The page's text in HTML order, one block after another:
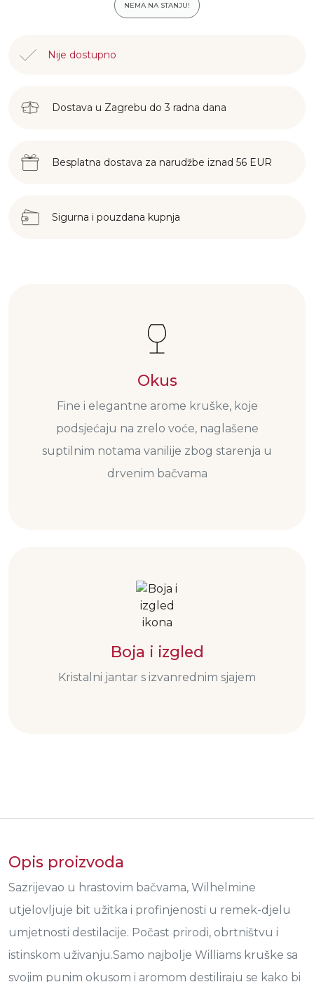
Nije dostupno
Dostava u Zagrebu do 3 radna dana
Besplatna dostava za narudžbe iznad 56 EUR
Sigurna i pouzdana kupnja
NEMA NA STANJU!
Okus
Fine i elegantne arome kruške, koje
podsjećaju na zrelo voće, naglašene
suptilnim notama vanilije zbog starenja u
drvenim bačvama
Boja i izgled
Kristalni jantar s izvanrednim sjajem
Opis proizvoda
Sazrijevao u hrastovim bačvama, Wilhelmine
utjelovljuje bit užitka i profinjenosti u remek-djelu
umjetnosti destilacije. Počast prirodi, obrtništvu i
istinskom uživanju.Samo najbolje Williams kruške sa
svojim punim okusom i aromom destiliraju se kako bi